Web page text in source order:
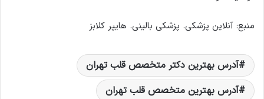
منبع: آنلاین پزشکی. پزشکی بالینی. هایپر کلابز
آدرس بهترين دکتر متخصص قلب تهران
آدرس بهترين متخصص قلب تهران